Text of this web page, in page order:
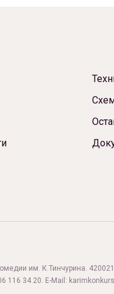
им. К.Тинчурина.
116 34 20. E-Mail: